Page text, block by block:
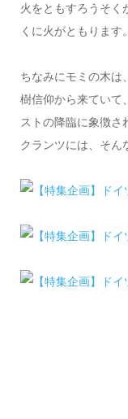
火をともすろうそく
くに火がともります。
ちなみにモミの木は
樹信仰から来ていて
ストの降臨に象徴さ
クランツには、そん